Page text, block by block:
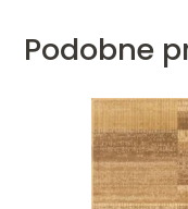
Podobne